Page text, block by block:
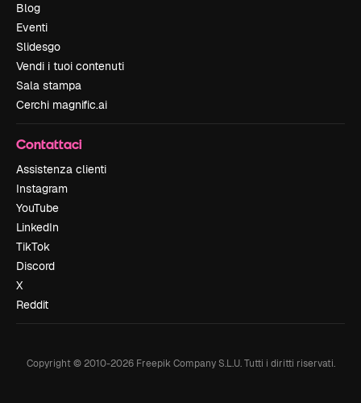
Blog
Eventi
Slidesgo
Vendi i tuoi contenuti
Sala stampa
Cerchi magnific.ai
Contattaci
Assistenza clienti
Instagram
YouTube
LinkedIn
TikTok
Discord
X
Reddit
Copyright © 2010-2026Freepik Company S.L.U. Tutti i diritti riservati.